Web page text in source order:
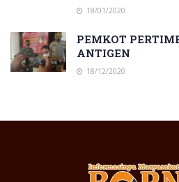
18/01/2020
PEMKOT
ANTIGEN
18/12/2020